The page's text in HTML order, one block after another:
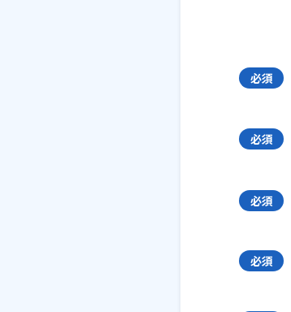
必須
必須
必須
必須